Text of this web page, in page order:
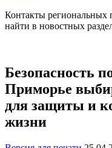
Контакты региональных
найти в новостных
Безопасность
Приморье
для защиты и
жизни